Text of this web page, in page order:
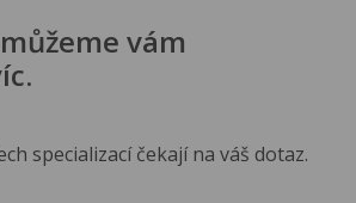
vám
specializací čekají na váš dotaz.